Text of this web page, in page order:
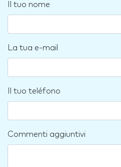
Il tuo nome
La tua e-mail
Il tuo teléfono
Commenti aggiuntivi